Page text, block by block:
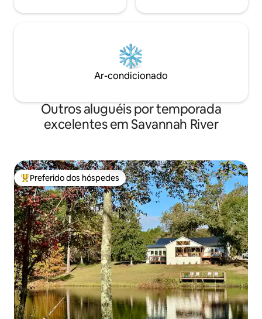
Ar-condicionado
Outros aluguéis por temporada
excelentes em Savannah River
Entre os melhores preferidos dos hóspedes
Preferido dos hóspedes